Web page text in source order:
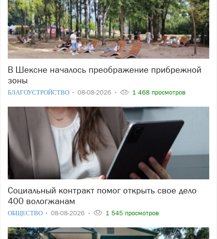
В Шексне началось преображение прибрежной
зоны
БЛАГОУСТРОЙСТВО 08-08-2026 1 468 просмотров
Социальный контракт помог открыть свое дело
400 вологжанам
ОБЩЕСТВО 08-08-2026 1 545 просмотров